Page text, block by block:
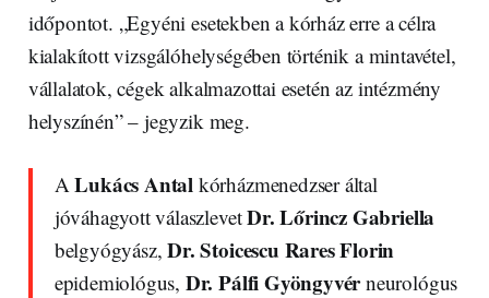
időpontot. „Egyéni esetekben a kórház erre a célra
kialakított vizsgálóhelységében történik a mintavétel,
vállalatok, cégek alkalmazottai esetén az intézmény
helyszínén” – jegyzik meg.
ALukács Antal kórházmenedzser által
jóváhagyott válaszlevetDr. Lőrincz Gabriella
belgyógyász,Dr. Stoicescu Rares Florin
epidemiológus, Dr. Pálfi Gyöngyvérneurológus